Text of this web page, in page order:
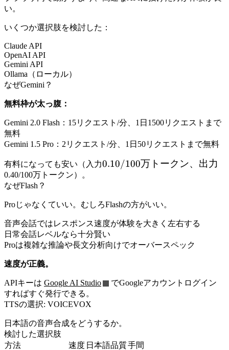
い。
いくつか選択肢を検討した：
Claude API
OpenAI API
Gemini API
Ollama（ローカル）
なぜGemini？
無料枠が太っ腹：
Gemini 2.0 Flash：15リクエスト/分、1日1500リクエストまで
無料
Gemini 1.5 Pro：2リクエスト/分、1日50リクエストまで無料
有料になっても安い（入力0.10/100
出力
0.10/100万トークン、出力
0.40/100万トークン）。
なぜFlash？
Proじゃなくていい。むしろFlashの方がいい。
音声会話ではレスポンス速度が体験を大きく左右する
日常会話レベルなら十分賢い
Proは複雑な推論や長文分析向けでオーバースペック
速度が正義。
APIキーは Google AI Studio
でGoogleアカウントログイン
すればすぐ発行できる。
TTSの選択: VOICEVOX
日本語の音声合成をどうするか。
検討した選択肢
方法
速度 日本語品質手間